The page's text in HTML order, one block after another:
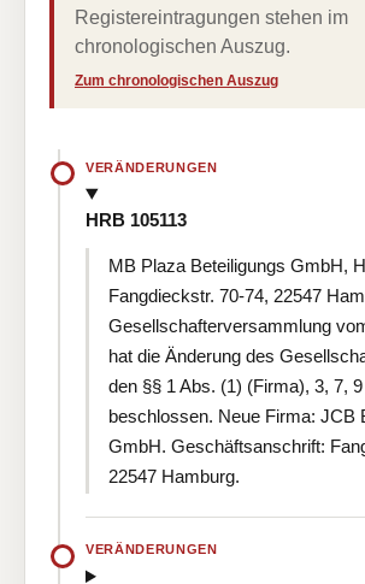
Registereintragungen stehen im
chronologischen Auszug.
Zum chronologischen Auszug
VERÄNDERUNGEN
HRB 105113
MB Plaza Beteiligungs GmbH,
Fangdieckstr. 70-74, 22547
Gesellschafterversammlung
hat die Änderung des
den §§ 1 Abs. (1) (Firma), 3, 7, 9
beschlossen. Neue Firma: JCB
GmbH. Geschäftsanschrift:
22547 Hamburg.
VERÄNDERUNGEN